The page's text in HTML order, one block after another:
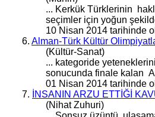
... Kerkük Türklerinin
seçimler için yoğun
10 Nisan 2014 tarihinde
6. Alman-Türk Kültür
(Kültür-Sanat)
... kategoride
sonucunda finale kalan
01 Nisan 2014 tarihinde
7.
İNSANIN ARZU ETTİĞİ
(Nihat Zuhuri)